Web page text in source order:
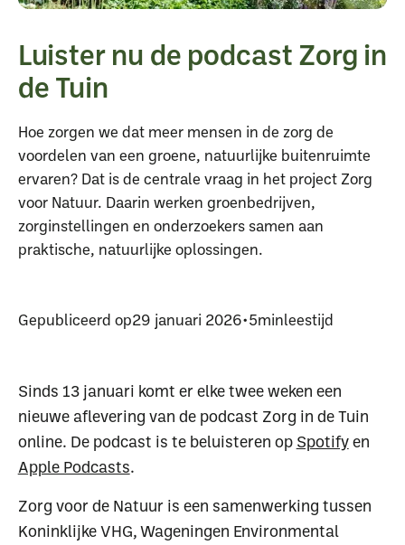
Luister nu de podcast Zorg in
de Tuin
Hoe zorgen we dat meer mensen in de zorg de
voordelen van een groene, natuurlijke buitenruimte
ervaren? Dat is de centrale vraag in het project Zorg
voor Natuur. Daarin werken groenbedrijven,
zorginstellingen en onderzoekers samen aan
praktische, natuurlijke oplossingen.
Gepubliceerd op29 januari 2026•5minleestijd
Sinds 13 januari komt er elke twee weken een
nieuwe aflevering van de podcast Zorg in de Tuin
online. De podcast is te beluisteren op Spotifyen
Apple Podcasts.
Zorg voor de Natuur is een samenwerking tussen
Koninklijke VHG, Wageningen Environmental